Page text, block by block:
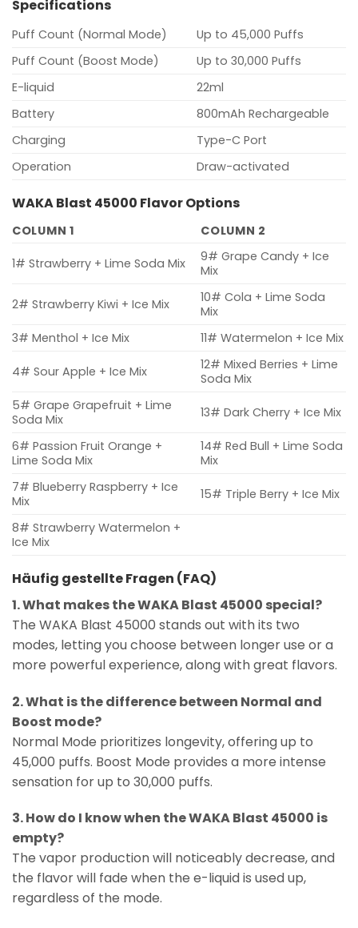
Specifications
Puff Count (Normal Mode)
Up to 45,000 Puffs
Puff Count (Boost Mode)
Up to 30,000 Puffs
E-liquid
22ml
Battery
800mAh Rechargeable
Charging
Type-C Port
Operation
Draw-activated
WAKA Blast 45000 Flavor Options
COLUMN 1 COLUMN 2
1# Strawberry + Lime Soda Mix
9# Grape Candy + Ice
Mix
2# Strawberry Kiwi + Ice Mix
10# Cola + Lime Soda
Mix
3# Menthol + Ice Mix
11# Watermelon + Ice Mix
4# Sour Apple + Ice Mix
12# Mixed Berries + Lime
Soda Mix
5# Grape Grapefruit + Lime
Soda Mix
13# Dark Cherry + Ice Mix
6# Passion Fruit Orange +
Lime Soda Mix
14# Red Bull + Lime Soda
Mix
7# Blueberry Raspberry + Ice
Mix
15# Triple Berry + Ice Mix
8# Strawberry Watermelon +
Ice Mix
Häufig gestellte Fragen (FAQ)
1. What makes the WAKA Blast 45000 special?
The WAKA Blast 45000 stands out with its two
modes, letting you choose between longer use or a
more powerful experience, along with great flavors.
2. What is the difference between Normal and
Boost mode?
Normal Mode prioritizes longevity, offering up to
45,000 puffs. Boost Mode provides a more intense
sensation for up to 30,000 puffs.
3. How do I know when the WAKA Blast 45000 is
empty?
The vapor production will noticeably decrease, and
the flavor will fade when the e-liquid is used up,
regardless of the mode.